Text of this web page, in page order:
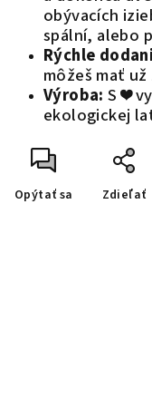
obývacích
spální, alebo
Rýchle
môžeš mať
Výroba: S ❤️
ekologickej
Opýtať sa Zdieľať